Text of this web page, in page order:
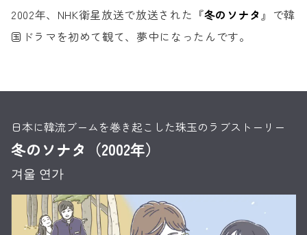
2002年、NHK衛星放送で放送された 『冬のソナタ 』で韓
国ドラマを初めて観て、 夢中になったんです。
日本に韓流ブームを巻き起こした珠玉のラブストーリー
冬のソナタ（2002年）
겨울 연가